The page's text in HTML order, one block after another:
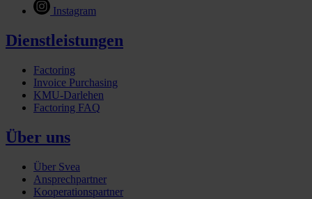
Instagram
Dienstleistungen
Factoring
Invoice Purchasing
KMU-Darlehen
Factoring FAQ
Über uns
Über Svea
Ansprechpartner
Kooperationspartner